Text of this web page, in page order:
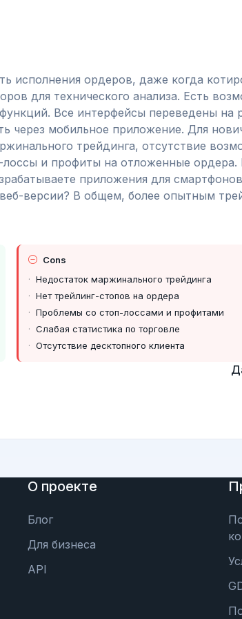
исполнения ордеров, даже когда
для технического анализа. Есть
Все интерфейсы переведены на
через мобильное приложение. Для
трейдинга, отсутствие
и профиты на отложенные ордера.
приложения для
версии? В общем, более опытным
Cons
Недостаток маржинального трейдинга
Нет трейлинг-стопов на ордера
Проблемы со стоп-лоссами и профитами
Слабая статистика по торговле
Отсутствие десктопного клиента
О проекте
Блог
Для бизнеса
API